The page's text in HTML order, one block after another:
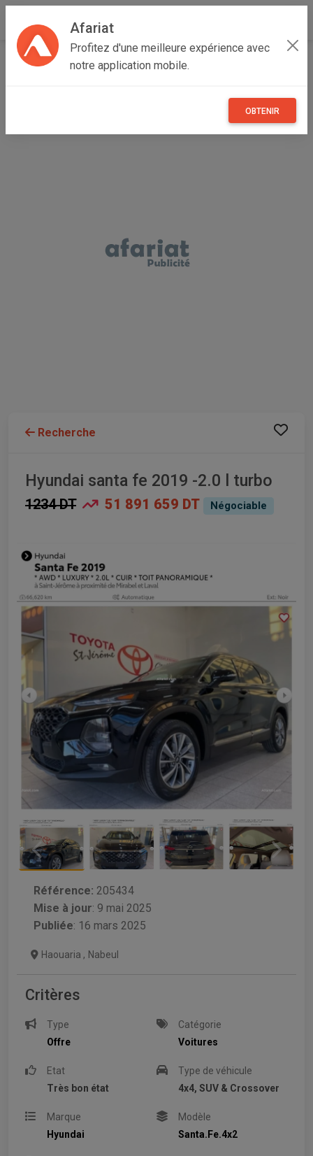
Afariat
Profitez d'une meilleure expérience avec
notre application mobile.
OBTENIR
Accueil Véhicules Cap bon - Sahel
Recherche
Hyundai santa fe 2019 -2.0 l turbo
1234 DT 51 891 659 DT Négociable
Référence: 205434
Mise à jour: 9 mai 2025
Publiée: 16 mars 2025
Haouaria , Nabeul
Critères
Type
Offre
Catégorie
Voitures
Etat
Très bon état
Type de véhicule
4x4, SUV & Crossover
Marque
Hyundai
Modèle
Santa.Fe.4x2